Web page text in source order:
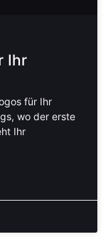
Ihr
für Ihr
wo der erste
Ihr